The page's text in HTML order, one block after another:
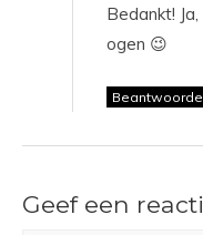
Bedankt!
ogen 😉
Geef een